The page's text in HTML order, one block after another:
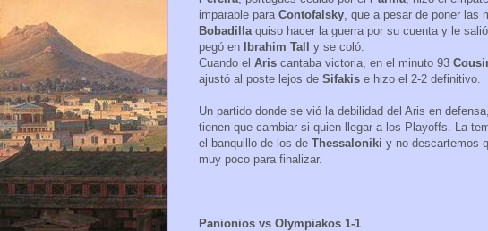
imparable para Contofalsky , que a pesar de poner
Bobadilla quiso hacer la guerra por su cuenta y le
pegó en Ibrahim Tall y se coló.
Cuando el Aris cantaba victoria, en el minuto 93
ajustó al poste lejos de Sifakis e hizo el 2-2 definitivo.
Un partido donde se vió la debilidad del Aris en
tienen que cambiar si quien llegar a los Playoffs. La
el banquillo de los de Thessaloniki y no descartemos
muy poco para finalizar.
Panionios vs Olympiakos 1-1